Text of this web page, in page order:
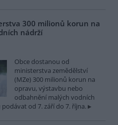
300 milionů korun na
nádrží
Obce dostanou od
ministerstva zemědělství
(MZe) 300 milionů korun na
opravu, výstavbu nebo
odbahnění malých vodních
od 7. září do 7. října.